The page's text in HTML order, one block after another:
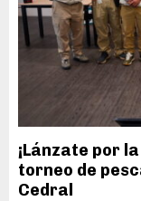
¡Lánzate por
torneo de
Cedral